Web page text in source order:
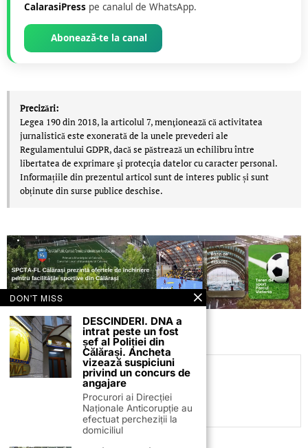
CalarasiPress pe canalul de WhatsApp.
Abonează-te la canal
Precizări:
Legea 190 din 2018, la articolul 7, menţionează că activitatea
jurnalistică este exonerată de la unele prevederi ale
Regulamentului GDPR, dacă se păstrează un echilibru între
libertatea de exprimare şi protecţia datelor cu caracter personal.
Informațiile din prezentul articol sunt de interes public și sunt
obținute din surse publice deschise.
C.C
DON'T MISS
DESCINDERI. DNA a
intrat peste un fost
șef al Poliției din
Călărași. Ancheta
vizează suspiciuni
privind un concurs de
angajare
Procurori ai Direcției
Naționale Anticorupție au
efectuat percheziții la
domiciliul